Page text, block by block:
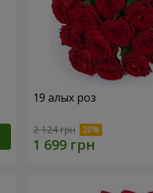
19 алых роз
2 124 грн